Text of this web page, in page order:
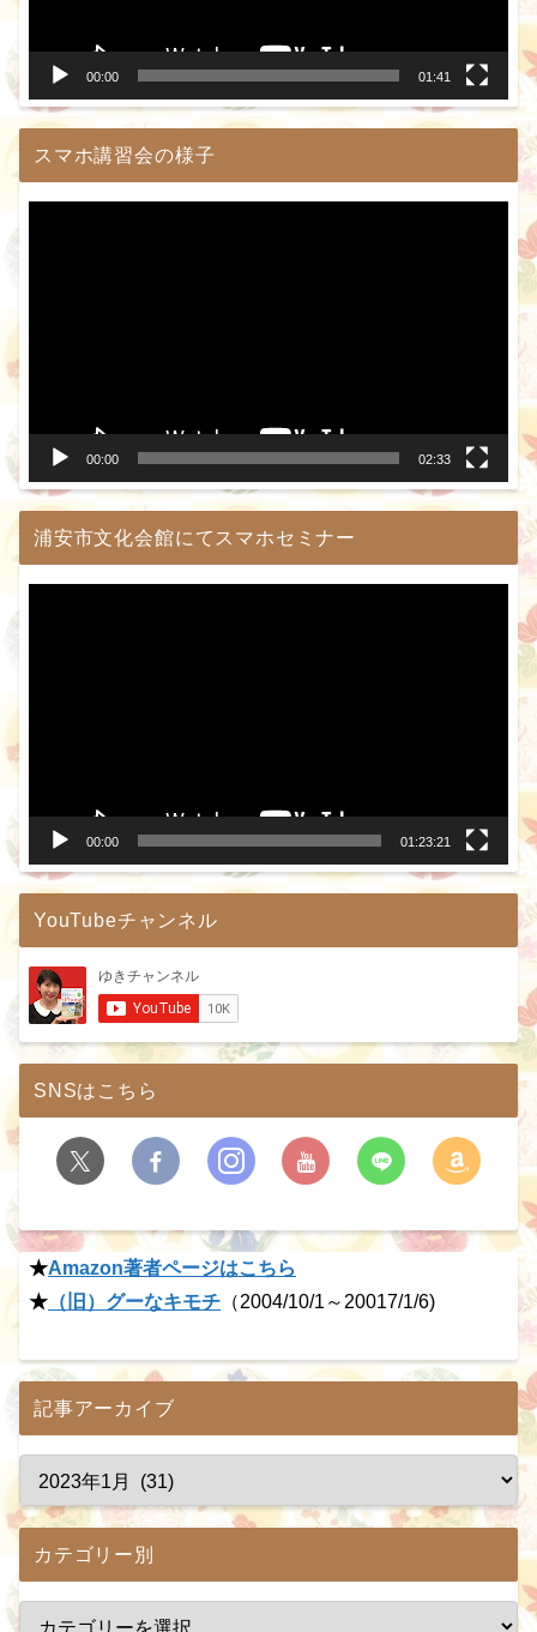
00:00 01:41
スマホ講習会の様子
00:00 02:33
浦安市文化会館にてスマホセミナー
00:00 01:23:21
YouTubeチャンネル
SNSはこちら
★Amazon著者ページはこちら
★ （旧）グーなキモチ （2004/10/1～20017/1/6)
記事アーカイブ
カテゴリー別